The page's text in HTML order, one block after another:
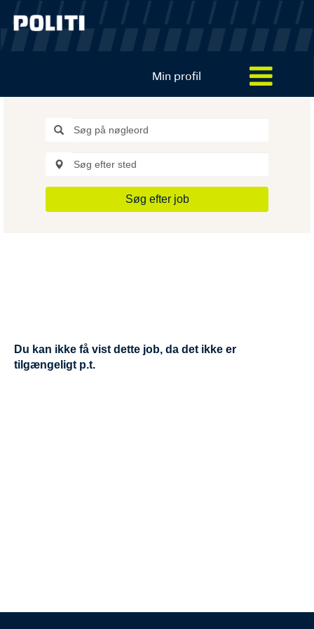
Min profil
Søg efter job
Du kan ikke få vist dette job, da det ikke er
tilgængeligt p.t.